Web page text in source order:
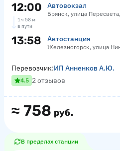
12:00 Автовокзал
Брянск, улица
1 ч 58 м
в пути
13:58 Автостанция
Железногорск, улица
≈ 758 руб.
Перевозчик:ИП Анненков А.Ю.
4.5 2 отзывов
В пределах станции